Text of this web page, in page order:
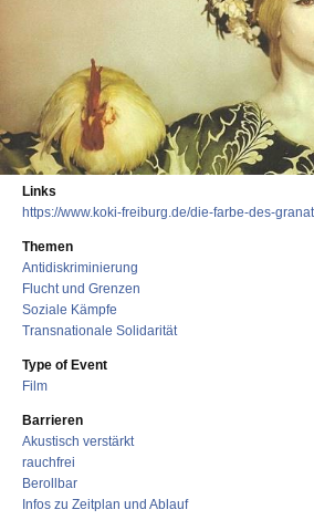
Links
https://www.koki-freiburg.de/die-farbe-des-
Themen
Antidiskriminierung
Flucht und Grenzen
Soziale Kämpfe
Transnationale Solidarität
Type of Event
Film
Barrieren
Akustisch verstärkt
rauchfrei
Berollbar
Infos zu Zeitplan und Ablauf